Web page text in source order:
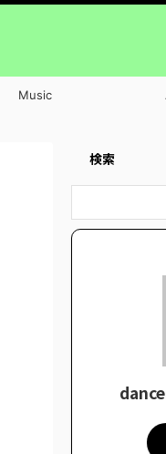
Music
検索